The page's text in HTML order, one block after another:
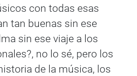
con todas esas
tan buenas sin ese
sin ese viaje a los
no lo sé, pero los
de la música, los